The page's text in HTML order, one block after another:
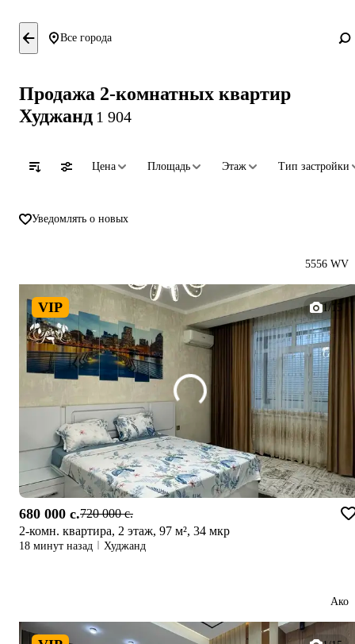
Все города
Продажа 2-комнатных квартир
Худжанд 1 904
Цена Площадь Этаж Тип застройки
Уведомлять о новых
5556 WV
VIP 1/15
680 000 c.720 000 c.
2-комн. квартира, 2 этаж, 97 м², 34 мкр
18 минут назад Худжанд
Ако